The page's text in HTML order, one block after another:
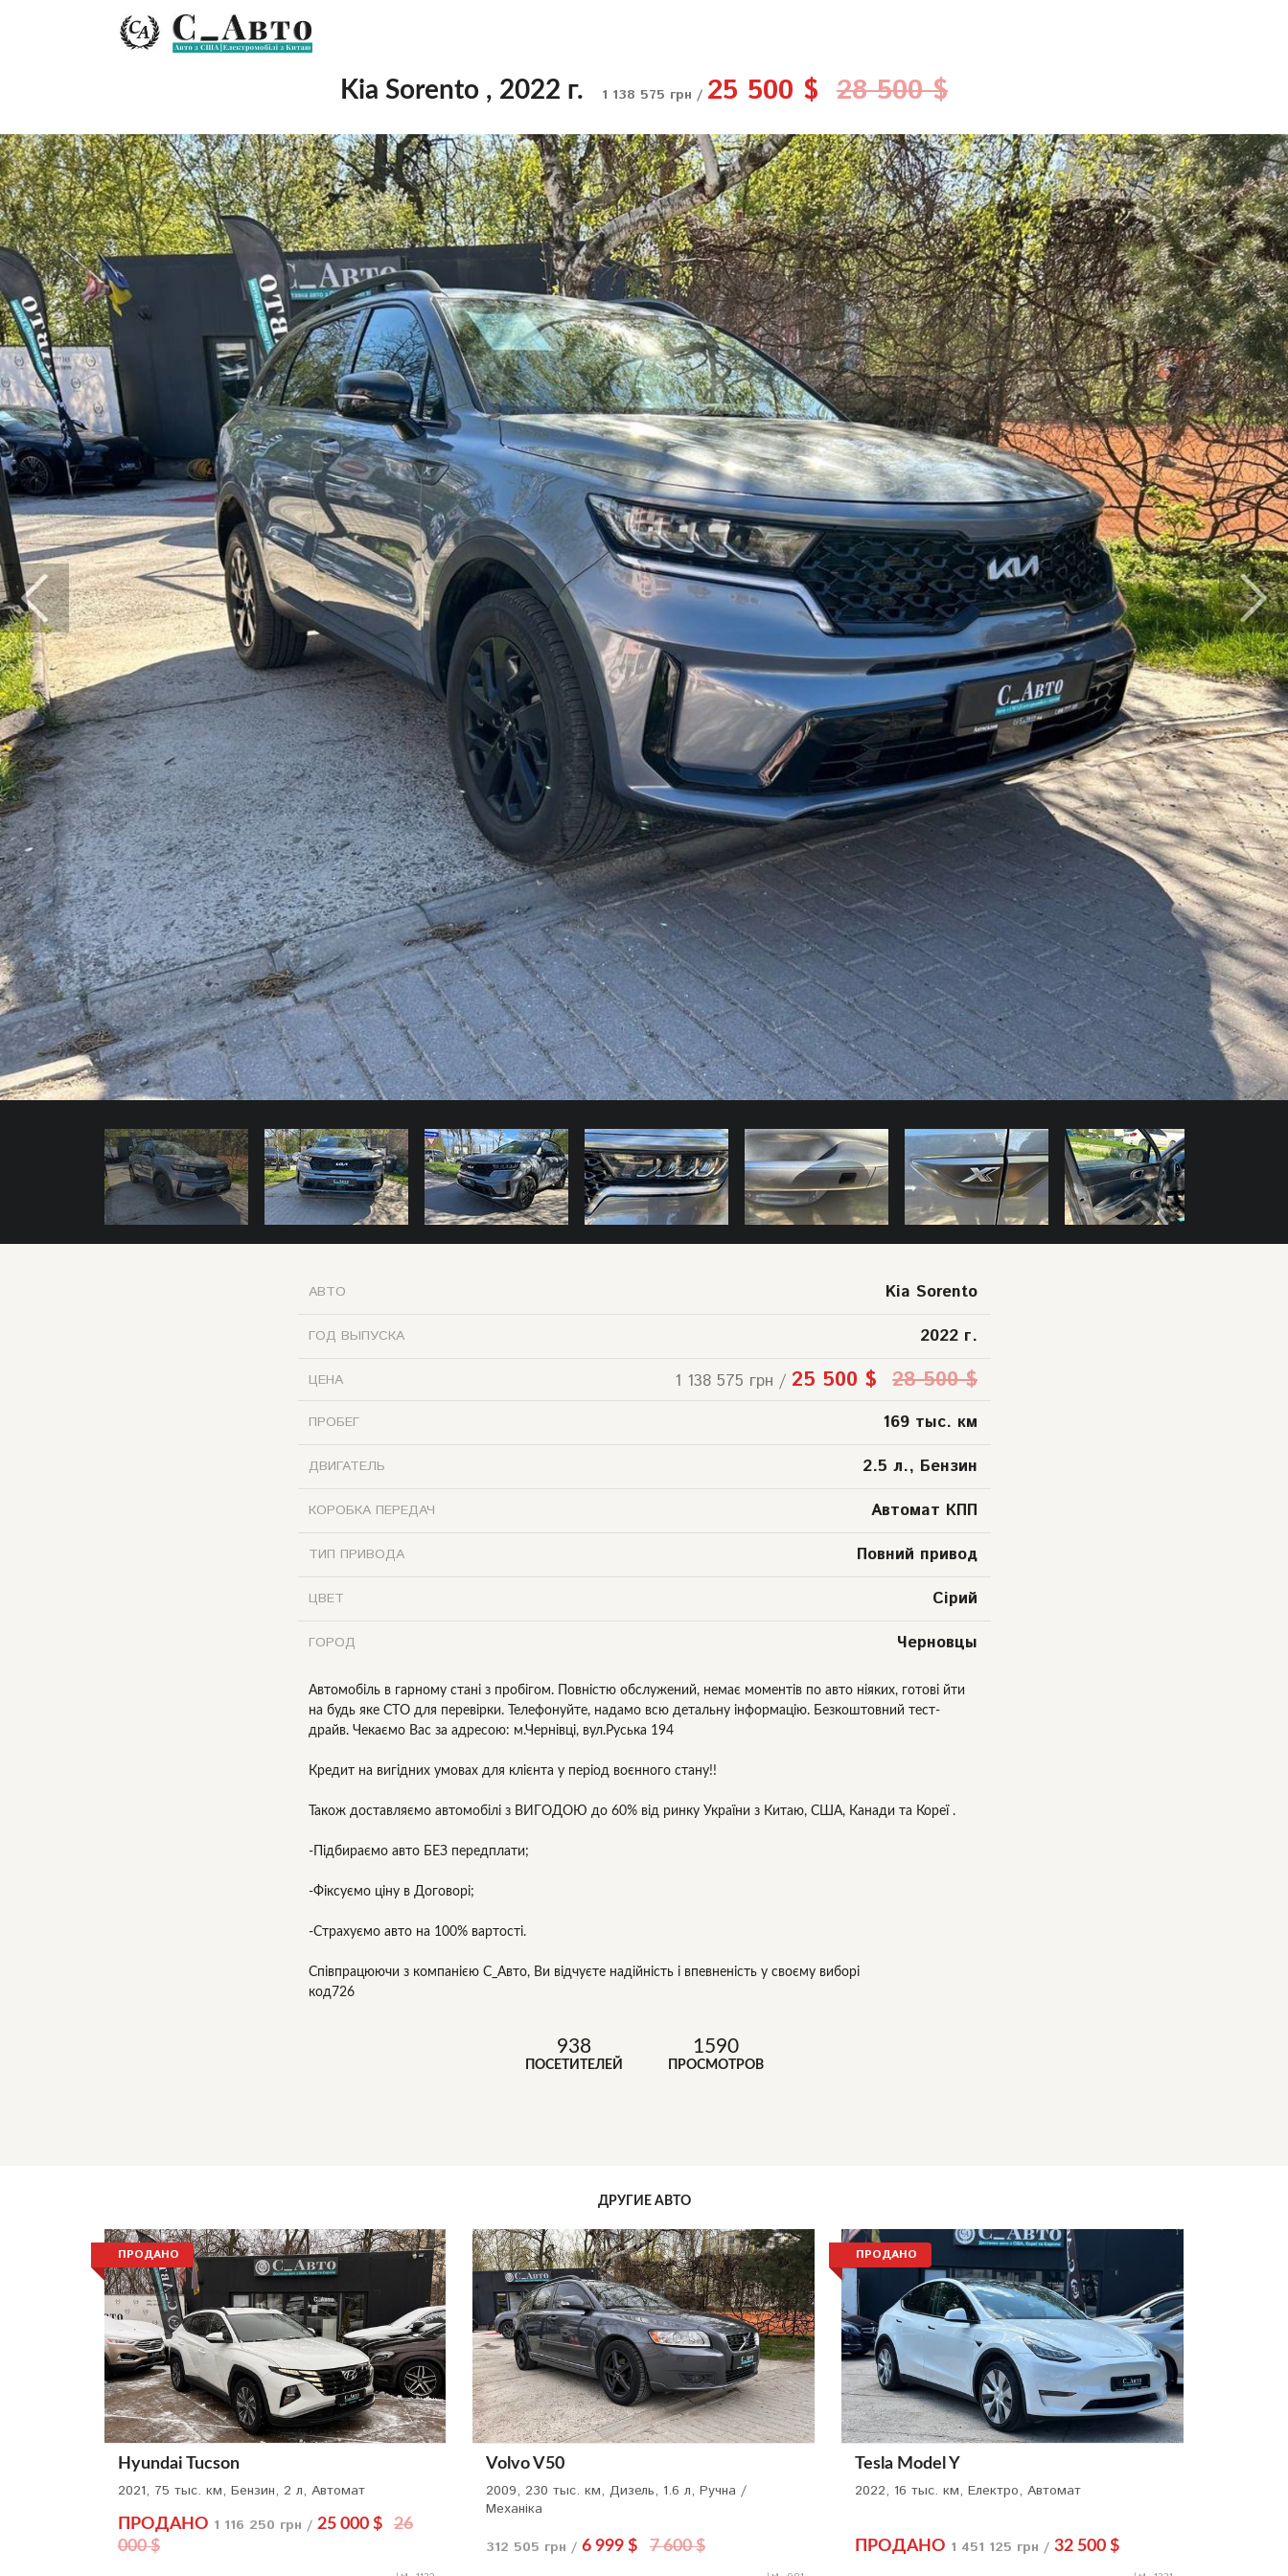
Kia Sorento , 2022 г. 1 138 575 грн / 25 500 $ 28 500 $
АВТО Kia Sorento
ГОД ВЫПУСКА 2022 г.
ЦЕНА 1 138 575 грн / 25 500 $ 28 500 $
ПРОБЕГ 169 тыс. км
ДВИГАТЕЛЬ 2.5 л., Бензин
КОРОБКА ПЕРЕДАЧ Автомат КПП
ТИП ПРИВОДА Повний привод
ЦВЕТ Сірий
ГОРОД Черновцы
Автомобіль в гарному стані з пробігом. Повністю обслужений, немає моментів по авто ніяких, готові йти
на будь яке СТО для перевірки. Телефонуйте, надамо всю детальну інформацію. Безкоштовний тест-
драйв. Чекаємо Вас за адресою: м.Чернівці, вул.Руська 194
Кредит на вигідних умовах для клієнта у період воєнного стану!!
Також доставляємо автомобілі з ВИГОДОЮ до 60% від ринку України з Китаю, США, Канади та Кореї .
-Підбираємо авто БЕЗ передплати;
-Фіксуємо ціну в Договорі;
-Страхуємо авто на 100% вартості.
Співпрацюючи з компанією С_Авто, Ви відчуєте надійність і впевненість у своєму виборі
код726
938
ПОСЕТИТЕЛЕЙ
1590
ПРОСМОТРОВ
ДРУГИЕ АВТО
ПРОДАНО
Hyundai Tucson
2021, 75 тыс. км, Бензин, 2 л, Автомат
ПРОДАНО 1 116 250 грн / 25 000 $
26
000 $
Volvo V50
2009, 230 тыс. км, Дизель, 1.6 л, Ручна /
Механіка
312 505 грн /6 999 $ 7 600 $
ПРОДАНО
Tesla Model Y
2022, 16 тыс. км, Електро, Автомат
ПРОДАНО 1 451 125 грн /32 500 $